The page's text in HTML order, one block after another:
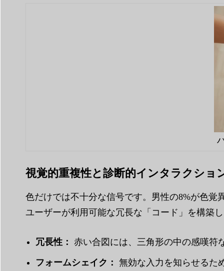
視覚的重複性と診断的インタラクショ
色だけでは不十分な信号です。男性の8%が色
ユーザーが利用可能な冗長な「コード」を構築
冗長性： 赤い合図には、三角形の中の感嘆符
フォームシェイク： 無効な入力を知らせるた